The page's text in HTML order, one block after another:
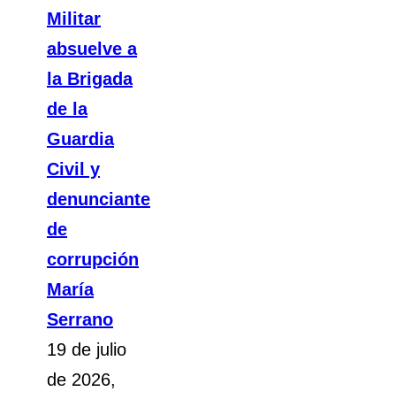
Militar
absuelve a
la Brigada
de la
Guardia
Civil y
denunciante
de
corrupción
María
Serrano
19 de julio
de 2026,